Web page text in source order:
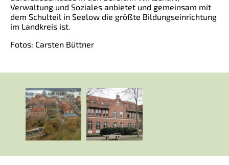
Verwaltung und Soziales anbietet und gemeinsam mit
dem Schulteil in Seelow die größte Bildungseinrichtung
im Landkreis ist.
Fotos: Carsten Büttner